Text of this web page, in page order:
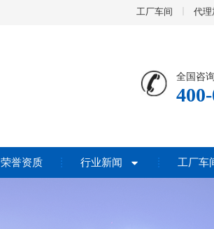
工厂车间 代理
全国咨
荣誉资质 行业新闻 工厂车